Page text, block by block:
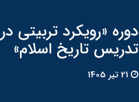
دوره «رویکرد تربیتی در
تدریس تاریخ اسلام»